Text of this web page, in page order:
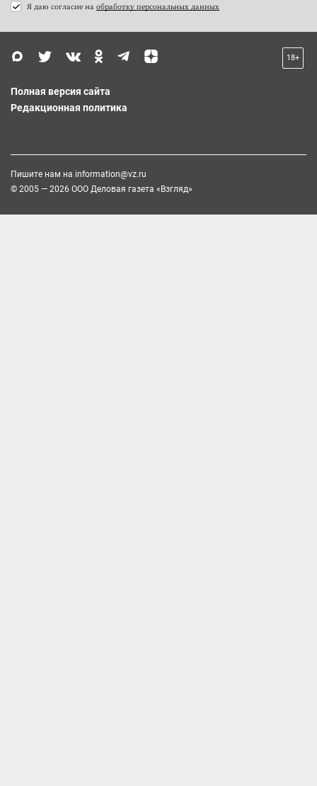
Я даю согласие на обработку персональных данных
18+
Полная версия сайта
Редакционная политика
Пишите нам на information@vz.ru
© 2005 — 2026 ООО Деловая газета «Взгляд»